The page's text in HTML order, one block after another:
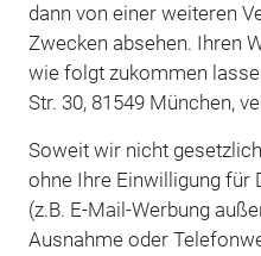
dann von einer weiteren
Zwecken absehen. Ihren
wie folgt zukommen
Str. 30, 81549 München,
Soweit wir nicht
ohne Ihre Einwilligung für
(z.B. E-Mail-Werbung
Ausnahme oder